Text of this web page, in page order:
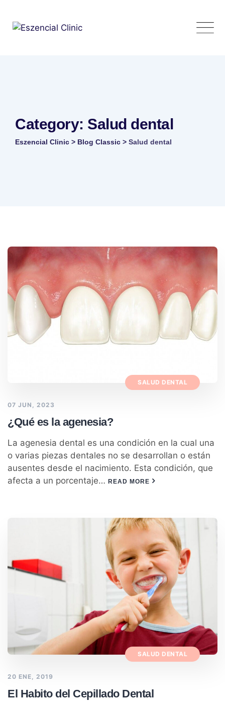
content
Category: Salud dental
Eszencial Clinic > Blog Classic > Salud dental
SALUD DENTAL
07 JUN, 2023
¿Qué es la agenesia?
La agenesia dental es una condición en la cual una
o varias piezas dentales no se desarrollan o están
ausentes desde el nacimiento. Esta condición, que
afecta a un porcentaje… READ MORE
SALUD DENTAL
20 ENE, 2019
El Habito del Cepillado Dental